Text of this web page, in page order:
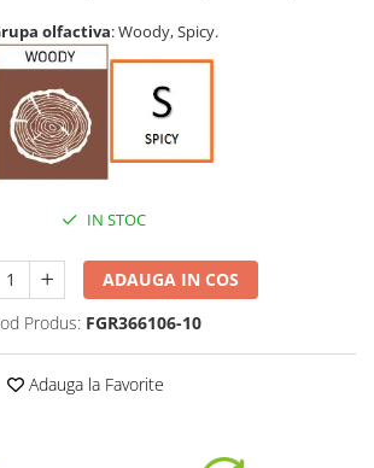
olfactiva: Woody, Spicy.
IN STOC
ADAUGA IN COS
Produs: FGR366106-10
Adauga la Favorite